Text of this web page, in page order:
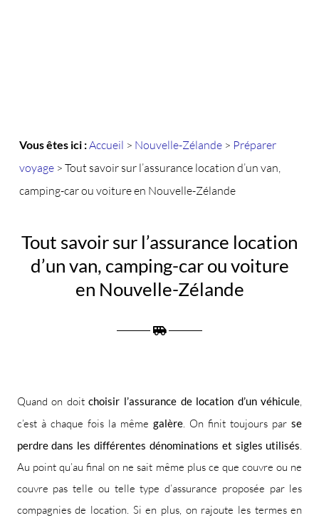
Vous êtes ici :Accueil > Nouvelle-Zélande> Préparer
voyage> Tout savoir sur l’assurance location d’un van,
camping-car ou voiture en Nouvelle-Zélande
Tout savoir sur l’assurance location
d’un van, camping-car ou voiture
en Nouvelle-Zélande
Quand on doitchoisir l’assurance de location d’un véhicule,
c’est à chaque fois la mêmegalère. On finit toujours parse
perdre dans les différentes dénominations et sigles utilisés.
Au point qu’au final on ne sait même plus ce que couvre ou ne
couvre pas telle ou telle type d’assurance proposée par les
compagnies de location. Si en plus, on rajoute les termes en